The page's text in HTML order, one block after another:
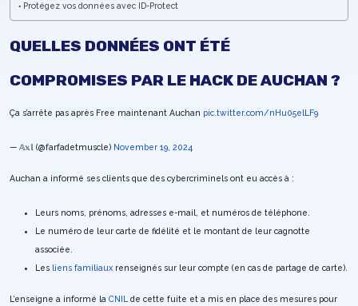
Protégez vos données avec ID-Protect
QUELLES DONNÉES ONT ÉTÉ
COMPROMISES PAR LE HACK DE AUCHAN ?
Ça s’arrête pas après Free maintenant Auchan pic.twitter.com/nHu05elLF9
— 𝔸𝕩𝕝 (@farfadetmuscle) November 19, 2024
Auchan a informé ses clients que des cybercriminels ont eu accès à :
Leurs noms, prénoms, adresses e-mail, et numéros de téléphone.
Le numéro de leur carte de fidélité et le montant de leur cagnotte
associée.
Les liens familiaux renseignés sur leur compte (en cas de partage de carte).
L’enseigne a informé la CNIL
de cette fuite et a mis en place des mesures pour